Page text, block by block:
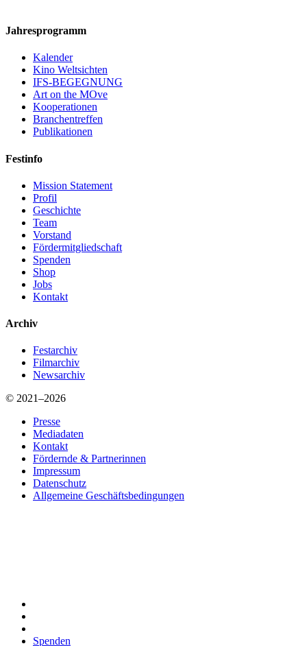
Jahresprogramm
Kalender
Kino Weltsichten
IFS-BEGEGNUNG
Art on the MOve
Kooperationen
Branchentreffen
Publikationen
Festinfo
Mission Statement
Profil
Geschichte
Team
Vorstand
Fördermitgliedschaft
Spenden
Shop
Jobs
Kontakt
Archiv
Festarchiv
Filmarchiv
Newsarchiv
© 2021–2026
Presse
Mediadaten
Kontakt
Fördernde & Partnerinnen
Impressum
Datenschutz
Allgemeine Geschäftsbedingungen
Spenden